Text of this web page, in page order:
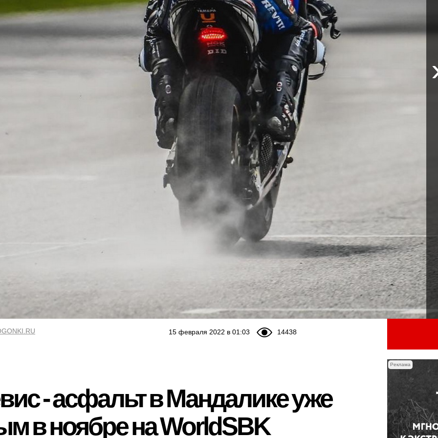
Реклама
14438
15 февраля 2022 в 01:03
- асфальт в Мандалике уже
в ноябре на WorldSBK